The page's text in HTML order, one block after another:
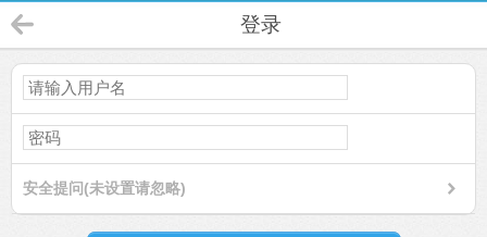
登录
安全提问(未设置请忽略)